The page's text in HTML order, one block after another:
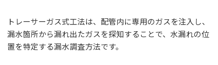
トレーサーガス式工法は、配管内に専用のガスを注入し、
漏水箇所から漏れ出たガスを探知することで、水漏れの位
置を特定する漏水調査方法です。